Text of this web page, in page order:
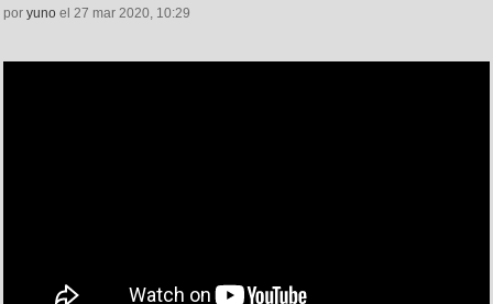
por yuno el 27 mar 2020, 10:29